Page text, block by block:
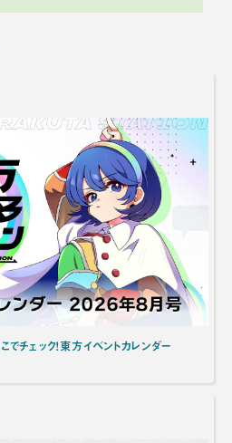
チェック！東方イベントカレンダー